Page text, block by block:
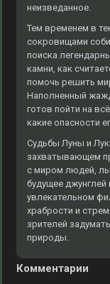
неизведанное.
Тем временем в
сокровищами
поиска
камни, как
помочь решить
Наполненный
готов пойти на
какие опасности
Судьбы Луны и
захватывающем
с миром людей,
будущее джунглей
увлекательном
храбрости и
зрителей
природы.
Комментарии